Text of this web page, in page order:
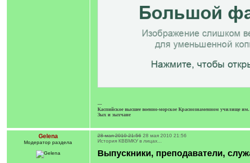
---
Каспийское высшее военно-морское Краснознаменном училище
Зых и зыхчане
Gelena
Модератор раздела
28 мая 2010 21:56 28 мая 2010 21:56
История КВВМКУ в лицах...
Выпускники, преподаватели,